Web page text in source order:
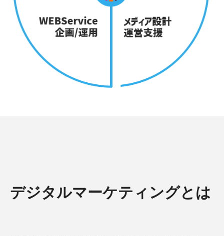
デジタルマーケティングとは